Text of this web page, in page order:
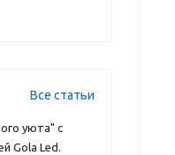
Все статьи
уюта" с
Gola Led.